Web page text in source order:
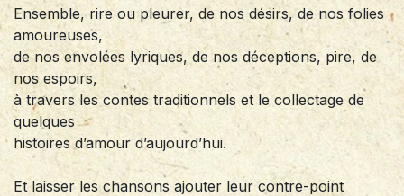
Ensemble, rire ou pleurer, de nos désirs, de nos folies
amoureuses,
de nos envolées lyriques, de nos déceptions, pire, de
nos espoirs,
à travers les contes traditionnels et le collectage de
quelques
histoires d’amour d’aujourd’hui.
Et laisser les chansons ajouter leur contre-point